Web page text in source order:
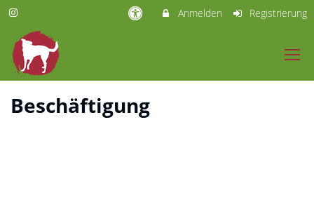
Anmelden Registrierung
Beschäftigung